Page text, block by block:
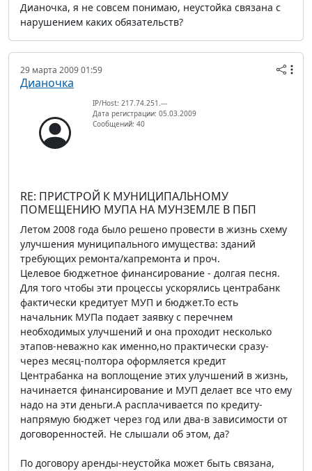
Дианочка, я не совсем понимаю, неустойка связана с
нарушением каких обязательств?
29 марта 2009 01:59
Дианочка
IP/Host: 217.74.251.---
Дата регистрации: 05.03.2009
Сообщений: 40
RE: ПРИСТРОЙ К МУНИЦИПАЛЬНОМУ
ПОМЕЩЕНИЮ МУПА НА МУНЗЕМЛЕ В ПБП
Летом 2008 года было решено провести в жизнь схему
улучшения муниципального имущества: зданий
требующих ремонта/капремонта и проч.
Целевое бюджетное финансирование - долгая песня.
Для того чтобы эти процессы ускорялись центрабанк
фактически кредитует МУП и бюджет.То есть
начальник МУПа подает заявку с перечнем
необходимых улучшений и она проходит несколько
этапов-неважно как именно,но практически сразу-
через месяц-полтора оформляется кредит
Центрабанка на воплощение этих улучшений в жизнь,
начинается финансирование и МУП делает все что ему
надо на эти деньги.А расплачивается по кредиту-
напрямую бюджет через год или два-в зависимости от
договоренностей. Не слышали об этом, да?
По договору аренды-неустойка может быть связана,